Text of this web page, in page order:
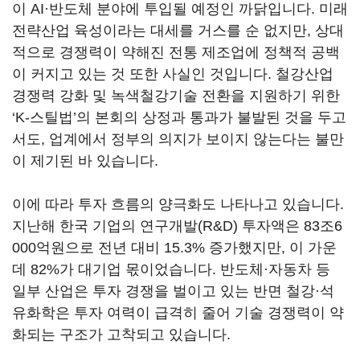
이 AI·반도체 분야에 투입될 예정인 까닭입니다. 미래
전략산업 육성이라는 대세를 거스를 순 없지만, 상대
적으로 경쟁력이 약해진 전통 제조업에 정책적 공백
이 커지고 있는 것 또한 사실인 것입니다. 철강산업
경쟁력 강화 및 녹색철강기술 전환을 지원하기 위한
‘K-스틸법’의 본회의 상정과 통과가 불발된 것을 두고
서도, 업계에서 정부의 의지가 보이지 않는다는 불만
이 제기된 바 있습니다.
이에 따라 투자 흐름의 양극화도 나타나고 있습니다.
지난해 한국 기업의 연구개발(R&D) 투자액은 83조6
000억원으로 전년 대비 15.3% 증가했지만, 이 가운
데 82%가 대기업 몫이었습니다. 반도체·자동차 등
일부 산업은 투자 경쟁을 벌이고 있는 반면 철강·석
유화학은 투자 여력이 급격히 줄어 기술 경쟁력이 약
화되는 구조가 고착되고 있습니다.